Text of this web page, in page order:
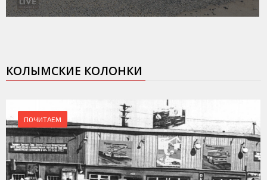
КОЛЫМСКИЕ КОЛОНКИ
ПОЧИТАЕМ